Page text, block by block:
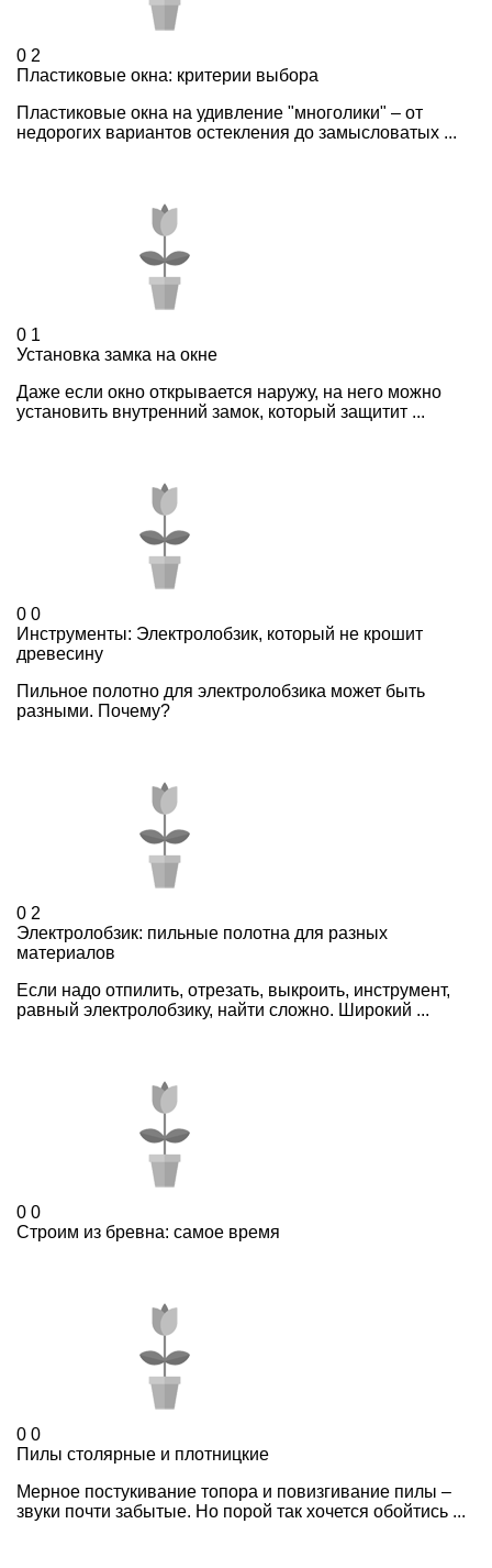
0 2
Пластиковые окна: критерии выбора
Пластиковые окна на удивление "многолики" – от
недорогих вариантов остекления до замысловатых ...
0 1
Установка замка на окне
Даже если окно открывается наружу, на него можно
установить внутренний замок, который защитит ...
0 0
Инструменты: Электролобзик, который не крошит
древесину
Пильное полотно для электролобзика может быть
разными. Почему?
0 2
Электролобзик: пильные полотна для разных
материалов
Если надо отпилить, отрезать, выкроить, инструмент,
равный электролобзику, найти сложно. Широкий ...
0 0
Строим из бревна: самое время
0 0
Пилы столярные и плотницкие
Мерное постукивание топора и повизгивание пилы –
звуки почти забытые. Но порой так хочется обойтись ...